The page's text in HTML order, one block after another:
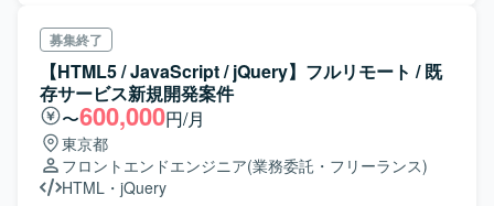
募集終了
【HTML5 / JavaScript / jQuery】フルリモート / 既
存サービス新規開発案件
〜600,000円/月
東京都
フロントエンドエンジニア(業務委託・フリーランス)
HTML ・ jQuery